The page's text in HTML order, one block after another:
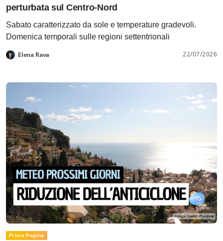
perturbata sul Centro-Nord
Sabato caratterizzato da sole e temperature gradevoli.
Domenica temporali sulle regioni settentrionali
Elena Rava 22/07/2026
Prima Pagina